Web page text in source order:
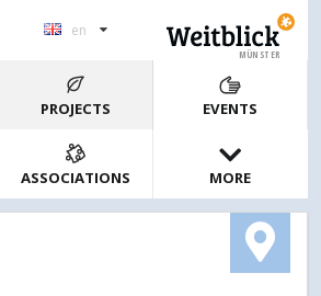
en
MÜNSTER
PROJECTS EVENTS
ASSOCIATIONS MORE